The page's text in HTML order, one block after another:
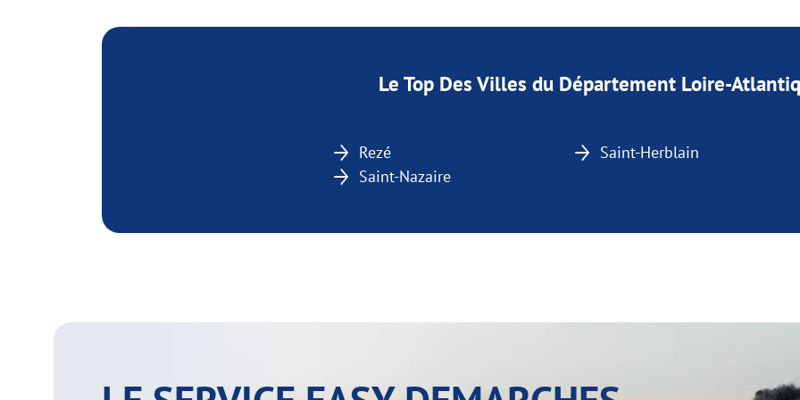
Le Top Des Villes du Département Loire-
Rezé
Saint-Herblain
Saint-Nazaire